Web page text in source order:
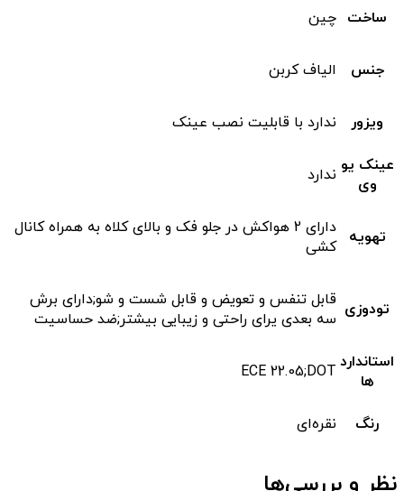
ساخت چین
جنس الیاف کربن
ویزور ندارد با قابلیت نصب عینک
عینک یو
وی
ندارد
تهویه
دارای 2 هواکش در جلو فک و بالای کلاه به همراه کانال
کشی
تودوزی قابل تنفس و تعویض و قابل شست و شو;دارای برش
سه بعدی یرای راحتی و زیبایی بیشتر;ضد حساسیت
استاندارد
ها
ECE 22.05;DOT
رنگ نقره‌ای
نظر و بررسی‌ها